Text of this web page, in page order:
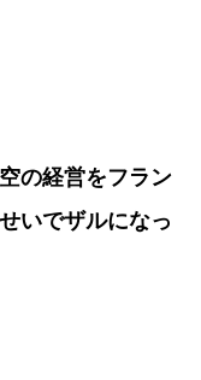
の経営をフラン
いでザルになっ